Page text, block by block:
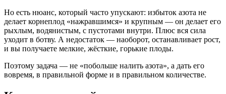
Но есть нюанс, который часто упускают: избыток азота не
делает корнеплод «нажравшимся» и крупным — он делает его
рыхлым, водянистым, с пустотами внутри. Плюс вся сила
уходит в ботву. А недостаток — наоборот, останавливает рост,
и вы получаете мелкие, жёсткие, горькие плоды.
Поэтому задача — не «побольше налить азота», а дать его
вовремя, в правильной форме и в правильном количестве.